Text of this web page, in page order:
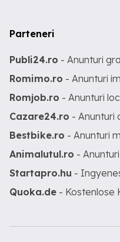
Parteneri
Publi24.ro - Anunturi
Romimo.ro - Anunturi
Romjob.ro - Anunturi
Cazare24.ro - Anunturi
Bestbike.ro - Anunturi
Animalutul.ro -
Startapro.hu -
Quoka.de - Kostenlose